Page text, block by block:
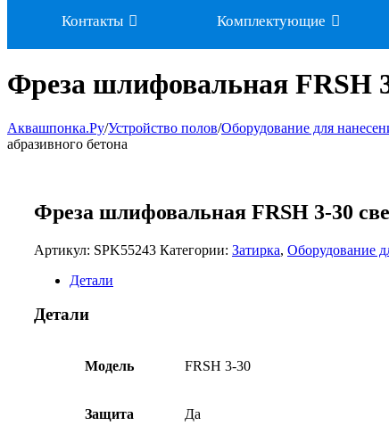
Контакты Комплектующие
Фреза шлифовальная FRSH
Аквашпонка.Ру/Устройство полов/Оборудование для
абразивного бетона
Фреза шлифовальная FRSH 3-30
Артикул: SPK55243 Категории: Затирка, Оборудование
Детали
Детали
Модель FRSH 3-30
Защита Да